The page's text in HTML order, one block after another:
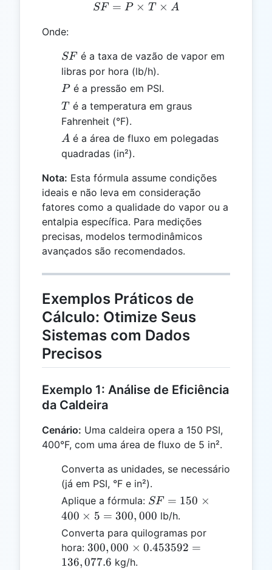
SF = P \times T \times A
SF = P × T × A
Onde:
SF
SF é a taxa de vazão de vapor em
libras por hora (lb/h).
P
Pé a pressão em PSI.
T
T é a temperatura em graus
Fahrenheit (°F).
A
A é a área de fluxo em polegadas
quadradas (in²).
Nota: Esta fórmula assume condições
ideais e não leva em consideração
fatores como a qualidade do vapor ou a
entalpia específica. Para medições
precisas, modelos termodinâmicos
avançados são recomendados.
Exemplos Práticos de
Cálculo: Otimize Seus
Sistemas com Dados
Precisos
Exemplo 1: Análise de Eficiência
da Caldeira
Cenário: Uma caldeira opera a 150 PSI,
400°F, com uma área de fluxo de 5 in².
Converta as unidades, se necessário
(já em PSI, °F e in²).
Aplique a fórmula: SF =
150
\times
400
\times
SF = 150 ×
400 × 5 = 300, 000 lb/h.
Converta para quilogramas por
hora: 300,000
\times
300,000 × 0.453592 =
136,077.6 kg/h.